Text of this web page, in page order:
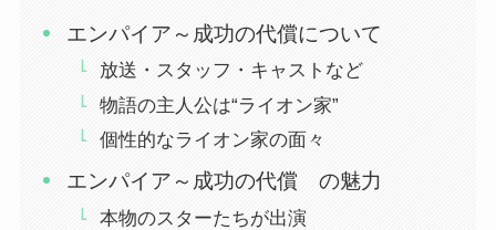
エンパイア～成功の代償について
放送・スタッフ・キャストなど
物語の主人公は“ライオン家”
個性的なライオン家の面々
エンパイア～成功の代償 の魅力
本物のスターたちが出演